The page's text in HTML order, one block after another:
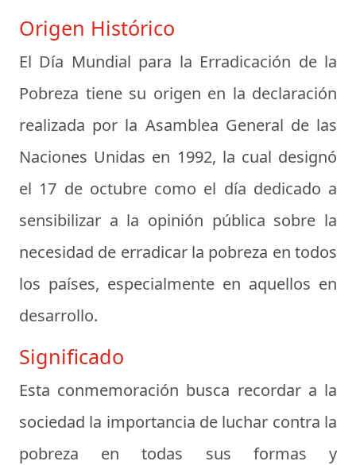
Origen Histórico
El Día Mundial para la Erradicación de la
Pobreza tiene su origen en la declaración
realizada por la Asamblea General de las
Naciones Unidas en 1992, la cual designó
el 17 de octubre como el día dedicado a
sensibilizar a la opinión pública sobre la
necesidad de erradicar la pobreza en todos
los países, especialmente en aquellos en
desarrollo.
Significado
Esta conmemoración busca recordar a la
sociedad la importancia de luchar contra la
pobreza en todas sus formas y